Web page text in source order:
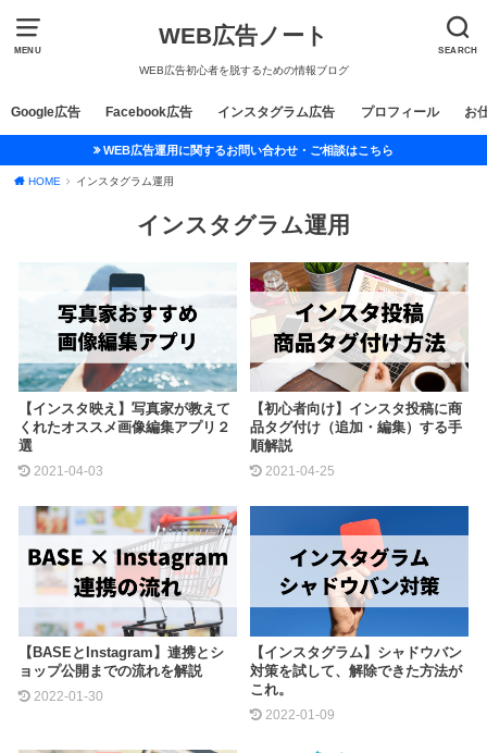
MENU SEARCH
WEB広告ノート
WEB広告初心者を脱するための情報ブログ
Google広告 Facebook広告 インスタグラム広告 プロフィール お
WEB広告運用に関するお問い合わせ・ご相談はこちら
HOME インスタグラム運用
インスタグラム運用
【インスタ映え】写真家が教えて
くれたオススメ画像編集アプリ２
選
2021-04-03
【初心者向け】インスタ投稿に商
品タグ付け（追加・編集）する手
順解説
2021-04-25
【BASEとInstagram】連携とシ
ョップ公開までの流れを解説
2022-01-30
【インスタグラム】シャドウバン
対策を試して、解除できた方法が
これ。
2022-01-09